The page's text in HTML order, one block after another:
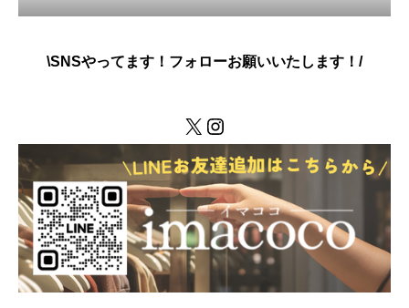
\SNSやってます！フォローお願いいたします！/
X Instagram